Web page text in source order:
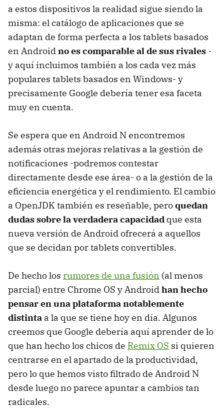
a estos dispositivos la realidad sigue siendo la
misma: el catálogo de aplicaciones que se
adaptan de forma perfecta a los tablets basados
en Androidno es comparable al de sus rivales -
y aquí incluimos también a los cada vez más
populares tablets basados en Windows- y
precisamente Google debería tener esa faceta
muy en cuenta.
Se espera que en Android N encontremos
además otras mejoras relativas a la gestión de
notificaciones -podremos contestar
directamente desde ese área- o a la gestión de la
eficiencia energética y el rendimiento. El cambio
a OpenJDK también es reseñable, peroquedan
dudas sobre la verdadera capacidad que esta
nueva versión de Android ofrecerá a aquellos
que se decidan por tablets convertibles.
De hecho los rumores de una fusión (al menos
parcial) entre Chrome OS y Androidhan hecho
pensar en una plataforma notablemente
distinta a la que se tiene hoy en día. Algunos
creemos que Google debería aquí aprender de lo
que han hecho los chicos de Remix OS si quieren
centrarse en el apartado de la productividad,
pero lo que hemos visto filtrado de Android N
desde luego no parece apuntar a cambios tan
radicales.